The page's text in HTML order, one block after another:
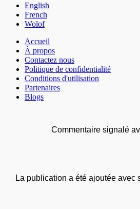
English
French
Wolof
Accueil
À propos
Contactez nous
Politique de confidentialité
Conditions d'utilisation
Partenaires
Blogs
Commentaire signalé
La publication a été ajoutée avec